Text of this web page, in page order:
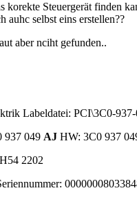
korekte Steuergerät finden
auhc selbst eins erstellen??
aber nciht gefunden..
Labeldatei: PCI\3C0-
937 049 AJ HW: 3C0 937
2202